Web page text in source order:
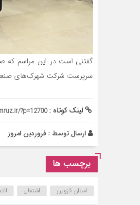
گفتنی است در این مراسم که
سرپرست شرکت شهرک‌های
لینک کوتاه :?p=12700
ارسال توسط : فروردین امروز
برچسب ها
استان قزوین اشتغال